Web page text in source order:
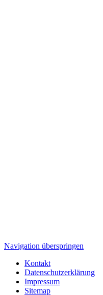
Navigation überspringen
Kontakt
Datenschutzerklärung
Impressum
Sitemap